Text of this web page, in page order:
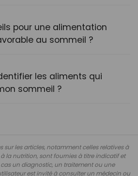
pour une alimentation
au sommeil ?
les aliments qui
sommeil ?
sur les articles, notamment celles relatives à
la nutrition, sont fournies à titre indicatif et
un diagnostic, un traitement ou une
est invité à consulter un médecin ou